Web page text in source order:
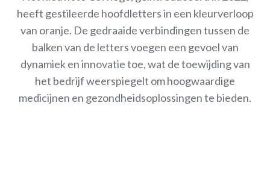
heeft gestileerde hoofdletters in een kleurverloop
van oranje. De gedraaide verbindingen tussen de
balken van de letters voegen een gevoel van
dynamiek en innovatie toe, wat de toewijding van
het bedrijf weerspiegelt om hoogwaardige
medicijnen en gezondheidsoplossingen te bieden.